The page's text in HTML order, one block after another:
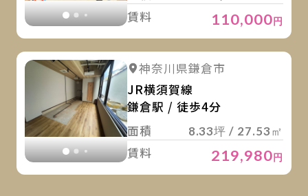
賃料 110,000円
詳細を見る
神奈川県鎌倉市
JR横須賀線
鎌倉駅 / 徒歩4分
面積
8.33坪 / 27.53㎡
賃料 219,980円